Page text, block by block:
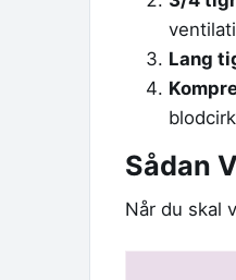
Lang
Sådan
Når du skal